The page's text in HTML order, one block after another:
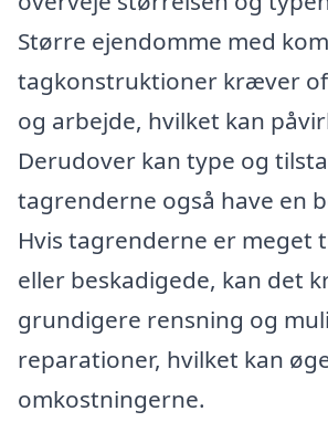
Større ejendomme med
tagkonstruktioner kræver
og arbejde, hvilket kan
Derudover kan type og
tagrenderne også have en
Hvis tagrenderne er meget
eller beskadigede, kan det
grundigere rensning og
reparationer, hvilket kan
omkostningerne.